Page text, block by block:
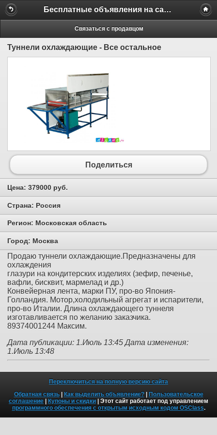
Бесплатные объявления на сайте MILAMO.ru
Связаться с продавцом
Туннели охлаждающие - Все остальное
Поделиться
Цена: 379000 руб.
Страна: Россия
Регион: Московская область
Город: Москва
Продаю туннели охлаждающие.Предназначены для
охлаждения
глазури на кондитерских изделиях (зефир, печенье,
вафли, бисквит, мармелад и др.)
Конвейерная лента, марки ПУ, про-во Япония-
Голландия. Мотор,xолодильный агрегат и испарители,
про-во Италии. Длина охлаждающего туннеля
изготавливается по желанию заказчика.
89374001244 Максим.
Дата публикации: 1.Июль 13:45 Дата изменения:
1.Июль 13:48
Переключиться на полную версию сайта
Обратная связь| Как выделить объявление?| Пользовательское
соглашение | Купоны и скидки | Этот сайт работает под управлением
программного обеспечения с открытым исходным кодом OSClass.